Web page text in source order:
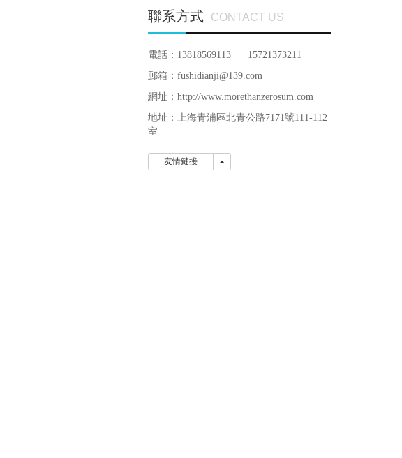
聯系方式 CONTACT US
電話：13818569113 15721373211
郵箱：fushidianji@139.com
網址：http://www.morethanzerosum.com
地址： 上海青浦區北青公路7171號111-112
室
友情鏈接 友情鏈接